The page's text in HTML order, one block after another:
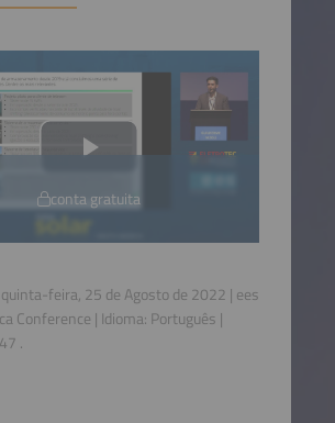
conta gratuita
feira, 25 de Agosto de 2022 | ees
Conference | Idioma: Português |
.